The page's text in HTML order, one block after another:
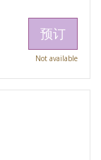
预订
Not available